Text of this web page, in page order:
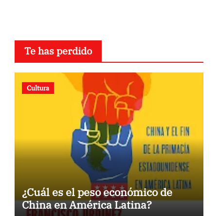
Te has perdido
Cultura
¿Cuál es el peso económico de
China en América Latina?